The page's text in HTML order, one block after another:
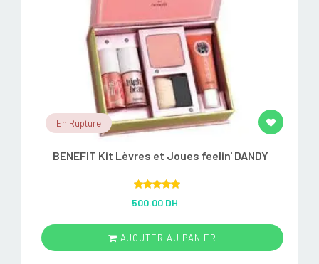
En Rupture
BENEFIT Kit Lèvres et Joues feelin' DANDY
out of 5
500.00 DH
AJOUTER AU PANIER